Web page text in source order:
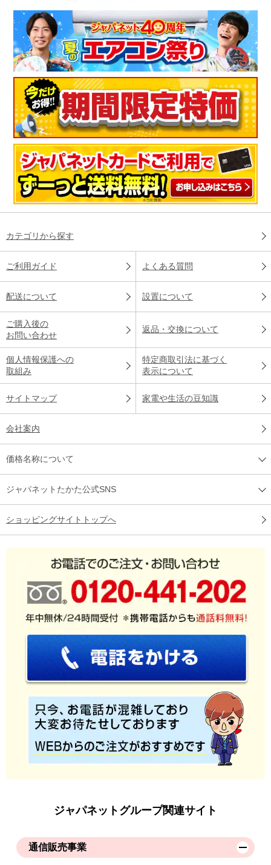
カテゴリから探す
ご利用ガイド よくある質問
配送について 設置について
ご購入後の
お問い合わせ
返品・交換について
個人情報保護への
取組み
特定商取引法に基づく
表示について
サイトマップ 家電や生活の豆知識
会社案内
価格名称について
ジャパネットたかた公式SNS
ショッピングサイトトップへ
ジャパネットグループ関連サイト
通信販売事業